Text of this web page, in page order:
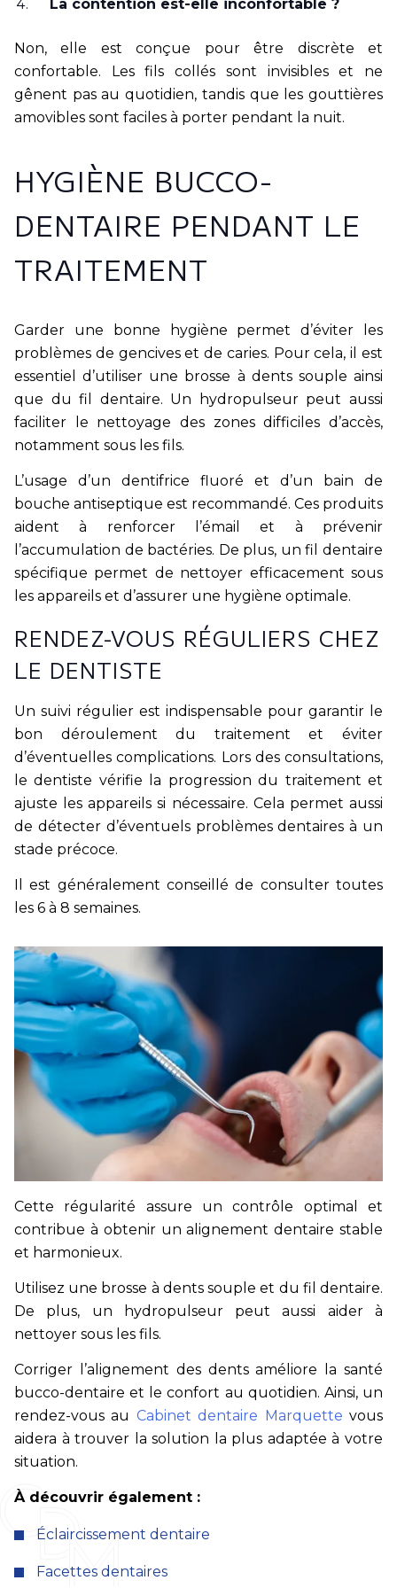
La contention est-elle inconfortable ?
Non, elle est conçue pour être discrète et
confortable. Les fils collés sont invisibles et ne
gênent pas au quotidien, tandis que les gouttières
amovibles sont faciles à porter pendant la nuit.
HYGIÈNE BUCCO-
DENTAIRE PENDANT LE
TRAITEMENT
Garder une bonne hygiène permet d’éviter les
problèmes de gencives et de caries. Pour cela, il est
essentiel d’utiliser une brosse à dents souple ainsi
que du fil dentaire. Un hydropulseur peut aussi
faciliter le nettoyage des zones difficiles d’accès,
notamment sous les fils.
L’usage d’un dentifrice fluoré et d’un bain de
bouche antiseptique est recommandé. Ces produits
aident à renforcer l’émail et à prévenir
l’accumulation de bactéries. De plus, un fil dentaire
spécifique permet de nettoyer efficacement sous
les appareils et d’assurer une hygiène optimale.
RENDEZ-VOUS RÉGULIERS CHEZ
LE DENTISTE
Un suivi régulier est indispensable pour garantir le
bon déroulement du traitement et éviter
d’éventuelles complications. Lors des consultations,
le dentiste vérifie la progression du traitement et
ajuste les appareils si nécessaire. Cela permet aussi
de détecter d’éventuels problèmes dentaires à un
stade précoce.
Il est généralement conseillé de consulter toutes
les 6 à 8 semaines.
Cette régularité assure un contrôle optimal et
contribue à obtenir un alignement dentaire stable
et harmonieux.
Utilisez une brosse à dents souple et du fil dentaire.
De plus, un hydropulseur peut aussi aider à
nettoyer sous les fils.
Corriger l’alignement des dents améliore la santé
bucco-dentaire et le confort au quotidien. Ainsi, un
rendez-vous au Cabinet dentaire Marquette vous
aidera à trouver la solution la plus adaptée à votre
situation.
À découvrir également :
Éclaircissement dentaire
Facettes dentaires